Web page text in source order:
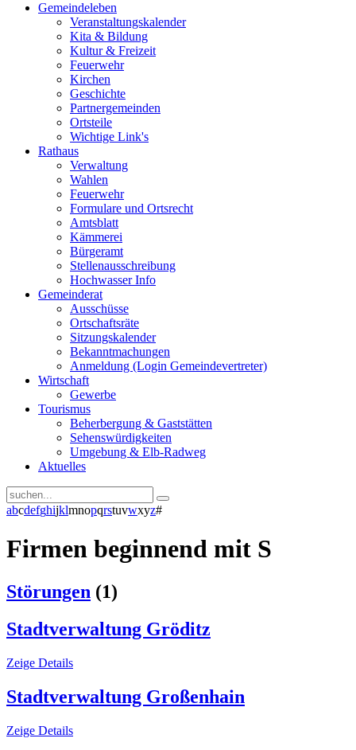
Gemeindeleben
Veranstaltungskalender
Kita & Bildung
Kultur & Freizeit
Feuerwehr
Kirchen
Geschichte
Partnergemeinden
Ortsteile
Wichtige Link's
Rathaus
Verwaltung
Wahlen
Feuerwehr
Formulare und Ortsrecht
Amtsblatt
Kämmerei
Bürgeramt
Stellenausschreibung
Hochwasser Info
Gemeinderat
Ausschüsse
Ortschaftsräte
Sitzungskalender
Bekanntmachungen
Anmeldung (Login Gemeindevertreter)
Wirtschaft
Gewerbe
Tourismus
Beherbergung & Gaststätten
Sehenswürdigkeiten
Umgebung & Elb-Radweg
Aktuelles
abcdefghijklmnopqrstuvwxyz#
Firmen beginnend mit S
Störungen (1)
Stadtverwaltung Gröditz
Zeige Details
Stadtverwaltung Großenhain
Zeige Details